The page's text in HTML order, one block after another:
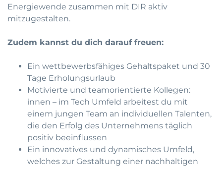
Energiewende zusammen mit DIR aktiv
mitzugestalten.
Zudem kannst du dich darauf freuen:
Ein wettbewerbsfähiges Gehaltspaket und 30
Tage Erholungsurlaub
Motivierte und teamorientierte Kollegen:
innen – im Tech Umfeld arbeitest du mit
einem jungen Team an individuellen Talenten,
die den Erfolg des Unternehmens täglich
positiv beeinflussen
Ein innovatives und dynamisches Umfeld,
welches zur Gestaltung einer nachhaltigen